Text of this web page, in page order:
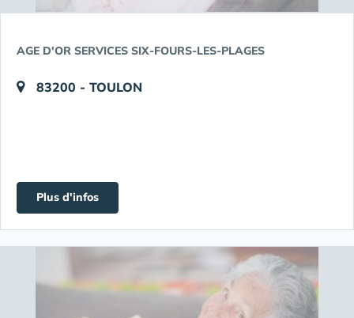
AGE D'OR SERVICES SIX-FOURS-LES-PLAGES
83200 - TOULON
Plus d'infos